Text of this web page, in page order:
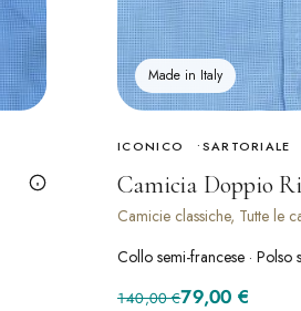
Made in Italy
ICONICO SARTORIALE
Camicia Doppio
Camicie classiche, Tutte le
Collo semi-francese · Polso
140,00€
Il prezzo originale
79,00 €
Il prezzo attuale è: